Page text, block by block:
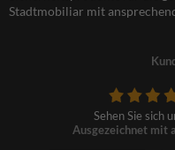
Stadtmobiliar mit
Sehen Sie sich
Ausgezeichnet mit